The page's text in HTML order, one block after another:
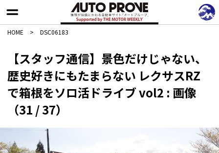
HOME > DSC06183
【スタッフ通信】景色だけじゃない、
歴史好きにもたまらない レクサスRZ
で箱根をソロ活ドライブ vol2 : 画像
（31 / 37）